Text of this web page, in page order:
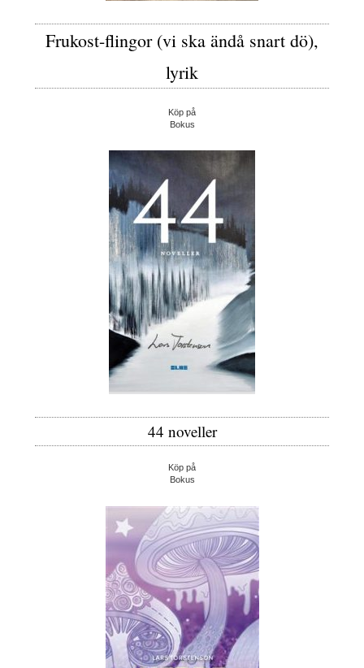
Frukost-flingor (vi ska ändå snart dö),
lyrik
Köp på
Bokus
44 noveller
Köp på
Bokus